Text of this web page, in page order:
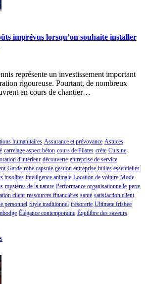
imprévus lorsqu’on souhaite installer
représente un investissement important
rigoureuse. Pourtant, de nombreux
en cours de chantier…
humanitaires Assurance et prévoyance Astuces
carrelage aspect béton cours de Pilates crète Cuisine
d'intérieur découverte entreprise de service
Garde-robe capsule gestion entreprise huiles essentielles
insolites intelligence animale Location de voiture Mode
mystères de la nature Performance organisationnelle perte
client ressources financières santé satisfaction client
personnel Style traditionnel trésorerie Ultimate frisbee
Élégance contemporaine Équilibre des saveurs